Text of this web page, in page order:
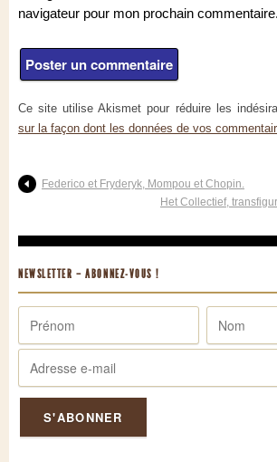
navigateur pour mon prochain commentaire.
Ce site utilise Akismet pour réduire les
sur la façon dont les données de vos
Federico et Fryderyk, Mompou et Chopin.
Het Collectief,
NEWSLETTER – ABONNEZ-VOUS !